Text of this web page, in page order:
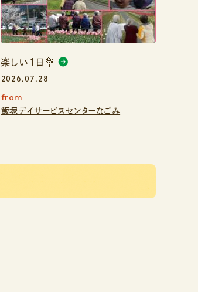
楽しい１日💐
2026.07.28
from
飯塚デイサービスセンターなごみ